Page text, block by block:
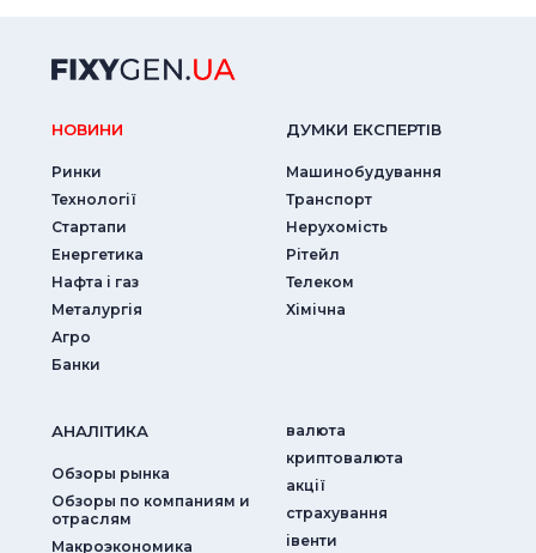
НОВИНИ
Ринки
Технології
Стартапи
Енергетика
Нафта і газ
Металургія
Агро
Банки
ДУМКИ ЕКСПЕРТIВ
Машинобудування
Транспорт
Нерухомість
Рітейл
Телеком
Хімічна
АНАЛIТИКА
Обзоры рынка
Обзоры по компаниям и
отраслям
Макроэкономика
валюта
криптовалюта
акції
страхування
iвенти